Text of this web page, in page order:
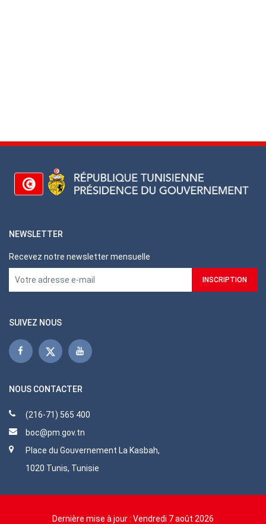
NEWSLETTER
Recevez notre newsletter mensuelle
SUIVEZ NOUS
NOUS CONTACTER
(216-71) 565 400
boc@pm.gov.tn
Place du Gouvernement La Kasbah,
1020 Tunis, Tunisie
Dernière mise à jour : Vendredi 7 août 2026